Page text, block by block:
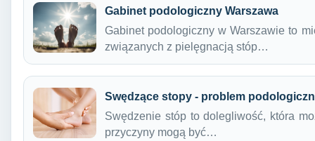
Gabinet podologiczny Warszawa
Gabinet podologiczny w Warszawie to
związanych z pielęgnacją stóp…
Swędzące stopy - problem
Swędzenie stóp to dolegliwość, która
przyczyny mogą być…